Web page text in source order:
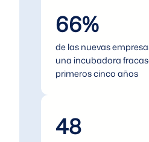
66%
de las nuevas
una incubadora
primeros cinco años
48